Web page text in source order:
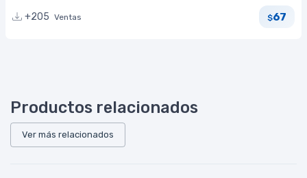
+205 Ventas $67
Productos relacionados
Ver más relacionados